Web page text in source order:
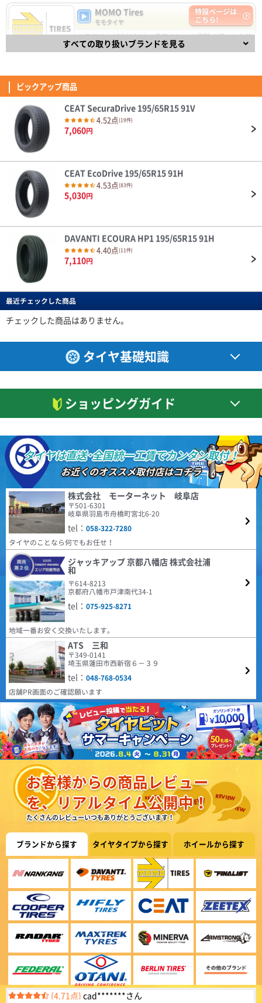
MOMO Tires
モモタイヤ
ステアリングをはじめ、長年のレース経験で培われた技
術と経験を取り入れた自動車パーツで有名なイタリアの
ブランドMOMO(モモ)。
特設ページは
こちら!
FINALIST
ファイナリスト
FINALIST（ファイナリスト）は、【決勝進出者、最終選
考進出者】を意味し、スポーティなドライビングを楽し
めるタイヤです。
OTANI
オータニ
天然ゴム生産高No.1のタイで1964年に創業したブラン
を積極導入し、高品質なタイヤを世界120ヶ国以上で販
売しています。
総合評価：33件
新鋭タイヤブランドです。 2019年にドイツで設計され
た最初の製品をリリースして以来、最新の設備で製造さ
れる高品質な商品群は現地でも受け入れられ、西ヨーロ
総合評価：3件 4.61
シアット
1958年に設立されたCEAT（シアット）は、インドを代
表するタイヤブランドであり、RPGグループのフラッグ
シップカンパニーです。1983年にヨコハマタイヤと提
額15.7億ドルで20位となっており、販売網は世界110ヶ
国以上でワールドクラスの製品とサービスを提供してい
ます。
総合評価：155件 4.48
ENVOY
エンボイ
ENVOY（エンボイ）は、比類のない価値と品質を世界市
場に提供するべく、2024年に誕生した革新的なタイヤブ
ランドです。 ヨーロッパで設計・開発されたタイヤは、
モダンなトレッドパターンをラインナップに取り揃え、
しています。
総合評価：21件
特設ページは
こちら!
COOPER
COOPER TIRES（クーパー・タイヤ) は1914年にアメリ
カで設立され、乗用車向けラジアルタイヤやSUV用タイ
ヤの製造・販売を行っています。本社はオハイオ州フィ
ンドレーに所在し、100年以上の歴史を持つタイヤメー
カーです。同社はグッドイヤーのチームとなっていま
す。
総合評価：181件
HIFLY
ハイフライ
高次元な品質とコストパフォーマンスの両立を実現し、
北米、ヨーロッパをはじめ世界各国で販売されている人
気ブランドHIFLY。 アメリカ合衆国運輸省の認定規格で
ています。
総合評価： 920件 4.38
特設ページは
こちら!
ZEETEX
ジーテックス
ドバイ発のグローバルタイヤブランドZEETEX。 乗用車
からトラック・バス用まで幅広いラインナップを世界85
ヶ国以上で販売しています。
総合評価：957件 4.43
特設ページは
こちら!
レーダー
シンガポール発のグローバルタイヤブランドRADAR。
世界初の環境に優しい“カーボンニュートラル承認”を取
得したタイヤブランドです。
総合評価：834件 4.45
こちら!
MAXTREK
マックストレック こちら!
すべての取り扱いブランドを見る
ピックアップ商品
NANKANG NA-1 195/65R15 91H
4.54点
CEAT SecuraDrive 195/65R15 91V
4.52点(19件)
7,060円
CEAT EcoDrive 195/65R15 91H
4.53点(83件)
5,030円
DAVANTI ECOURA HP1 195/65R15 91H
4.40点(11件)
7,110円
NANKANG FT-9 M/T RWL 195/65R15 91T
3.38点
11,930円
NANKANG NA-1 195/65R15 91H
6,590円
CEAT SecuraDrive 195/65R15 91V
7,060円
CEAT EcoDrive 195/65R15 91H
4.53点(83件)
5,030
DAVANTI ECOURA HP1 195/65R15 91H
7,110円
NANKANG FT-9 M/T RWL 195/65R15 91T
3.38点
11,930円
最近チェックした商品
チェックした商品はありません。
タイヤ基礎知識
ショッピングガイド
タイヤは直送･全国統一工賃でカンタン取付！
お近くのオススメ取付店はコチラ
株式会社 モーターネット 岐阜店
〒501-6301
岐阜県羽島市舟橋町宮北6-20
tel： 058-322-7280
タイヤのことなら何でもお任せ！
ジャッキアップ 京都八幡店 株式会社浦
和
〒614-8213
京都府八幡市戸津南代34-1
tel： 075-925-8271
地域一番お安く交換いたします。
ATS 三和
〒349-0141
埼玉県蓮田市西新宿６－３９
tel： 048-768-0534
店舗PR画面のご確認願います
お客様からの商品レビュー
を、リアルタイム公開中！
たくさんのレビューいつもありがとうございます！
ブランドから探す タイヤタイプから探す ホイールから探す
とても良く助かって居ます。ありがとう御座いました。
(5.00点)sig*******さん
MINERVA 209 165/60R15 81T XL
(4.29点)mav*******さん
GOODYEAR EfficientGrip Comfort 215/45R18 93W XL
純正タイヤからの取り替え。静寂性、グリップ、乗り心地など問題なく満足
しています。日本製ということも安心材料の1つでした。
MAXTREK MAXIMUS M2 185/65R15 88H
走行距離はそこまでなかったが、経年の関係で交換。過去2回も同じメーカ
ーだったので不安はありません。 盆前に交換出来て良かったです。 性能は
取り替えたばかりなので暫定です。
MINERVA ALL SEASON MASTER 165/55R15 75H
中古で購入した車のタイヤの溝がヤバかったので交換しなくてはいけないと
思い、以前利用したここで購入に至りました。偶然に以前購入したメーカー
が一緒で特に不満もなかったので今回は初めてオールタイヤシーズンタイヤ
の購入にしました。 コストパフォーマンスも良く取り付け工賃も軽自動車
とは言えバルブ交換、廃タイヤ引取り、窒素ガス注入でも10500円と安くト
ータル的に35000円を切りました。8/1からタイヤが値上がるため、タイミ
ングも良かったです。 年に数回程度しか雪が降らないためこのクラスのタ
イヤで良いかなと思います。素人ながらロードノイズや道路の凹凸も気にな
らないです。高速はまだ走っていませんが、街乗り中心なら問題ないです。
耐久性は未定ですが2年位維持できたら良いかなと思います。
(4.50点)mag*******さん
RADAR Dimax SPORT 225/50R17 98Y XL
他の方も書かれてますが、転がりが良いような感がします。特にスタートし
てから、巡航回転になった際、あっ。と感じるほどです｢個人の感想｣ タイ
ヤのロゴに、スポーツと記載ありますが、乗り心地含めマイルド感もあり、
私の感覚では、ツーリングといったイメージ。音は最初は気になりました
サイドのデザインは、独特で好き嫌いが出るかと思いますが、私は好感がも
てました。全体的な評価としては高評価です。
(5.00点)tom*******さん
このタイヤ、価格の割にたいへんグリップの良い感じ。 乗り心地も良いで
す。 前輪と後輪のタイヤサイズが違う車に装着しました。
MINERVA F205 195/45R17.Z 85W XL
中古車購入時に装着されていたタイヤがパンクによるサイドウォールの破損
評価はオール4にしておきました。 これはお勧めですよ。
(5.00点)tak*******さん
CEAT EcoDrive 185/65R15 92T XL
対応が早くて良かった
(4.33点)パナマニさん
CEAT SecuraDrive 215/55R18 99V XL
トータルバランスとコスパに優れたコンフォートタイヤ。 キビキビとした
敏捷性はないものの、しっとりとした走行感で疲れにくく反応が曖昧過ぎる
こともない。 ドライの高速コーナーでは路面に吸い付く様にグリップし不
安感無し。 外部からの入力をパンと跳ね返すというよりも、マイルドにい
なす方向の性格に感じる。 標準的な静粛性は確保されており、トンネル内
でも変なパターンノイズなし。オーディオも普通に視聴可能。 デミング大
賞受賞の底力を感じる。 低価格と認知度の低さから不安に感じるユーザー
もいると思うが、どうか安心して購入して試して欲しい逸品。
(5.00点)ken*******さん
MAXTREK MAXIMUS M2 205/60R16 92V
値段の割には、良いタイヤだと思います。 思った以上に静粛性は高いと思
います。 ウェット性能に関しては、5.0点としていますが、正直まだ大雨に
は当たっていない為分かりません笑
(5.00点)
Tさん
ENVOY MOTIVA UHP 255/35R20 97Y XL
装着して100キロ程走行しました。静粛性、乗り心地、ハンドリング性能も
想像以上に良かったです。4本購入し今回はフロントに245/35r20、リアに
255/35r20を履かせました。またサイドウォール骨格も2プライで、かなり
コスパは高いように感じます。
(4.50点)ノボルくんさん
DUNLOP DIREZZA DZ102 205/45R17 84W
9月の値上げ前に交換しました、コストパフォーマンスがとても良く面白い
タイヤではないかと思います
(5.00点)ko0*******さん
ENVOY TORDERA H/T 225/60R18 104V XL
タイヤ交換して日は経ってませんが ドライ性能はいいと思います。 以前は
MICHELIN CROSSCLIMATE SUVを装着していましたが、あまり変わりなく
問題ないと思います。 ロードノイズに関しては若干気になるかなーとは思
いますが 概ね問題ありません。音楽をかけていれば気にならないかと。 耐
久性は分かりませんが、値段の安さを考えたら良い商品だと思います。
(4.42点)
ENVOY MOTIVA UHP 255/35R19 96Y XL
純正のPOTENZAランフラットがパンクし緊急で交換。 当然ステアリングは
軽い方向に変化したものの 空気圧を合わせていくと軽快さとしっとりした
乗り心地・グリップ感が快適に感じた。 新東名120km区間での追い越しや
純正タイヤに比べ価格もかなり安いため余裕を持った早めの交換を心掛けた
い。
DUNLOP DIREZZA DZ102 235/40R18 91W
交換して100Kほどで晴れの日にしか乗れていませんが、静粛性/乗り心地に
満足です。 同一ブランドの同じ銘柄の国内向けに比べ半額以下の価格で、
この性能なら問題ありません。 XL規格が必要ない人なら全然ありだと思い
hik*******さん
Verthandi VM-S27 15x6.0 45 114.3x5 MGR
安価でデザインも気に入りました。
(4.07点)ae8*******さん
ENVOY ATERNA 155/65R14 75T
耐久性はこれから。 見た目は良いよ
(4.71点) cad*******さん